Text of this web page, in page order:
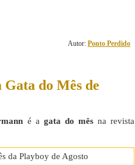
Autor: Ponto Perdido
do Mês de
é a gata do mêsna revista